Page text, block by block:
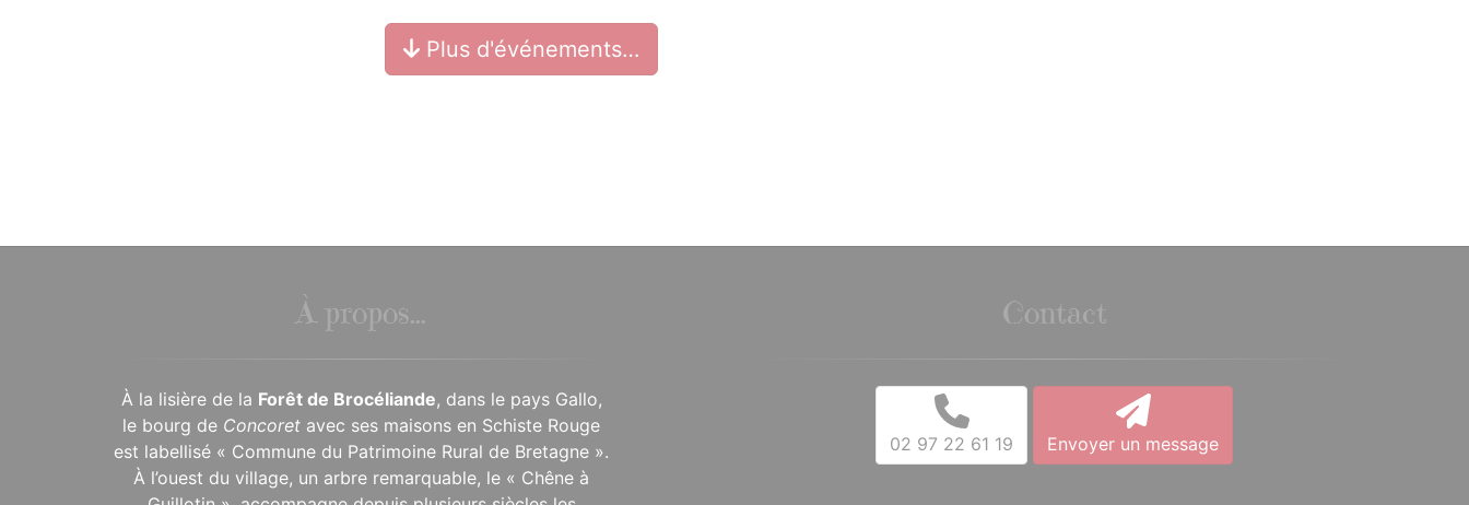
Plus d'événements…
À propos...
À la lisière de la Forêt de Brocéliande, dans le pays Gallo,
le bourg de Concoret avec ses maisons en Schiste Rouge
est labellisé « Commune du Patrimoine Rural de Bretagne ».
À l’ouest du village, un arbre remarquable, le « Chêne à
Contact
02 97 22 61 19 Envoyer un message